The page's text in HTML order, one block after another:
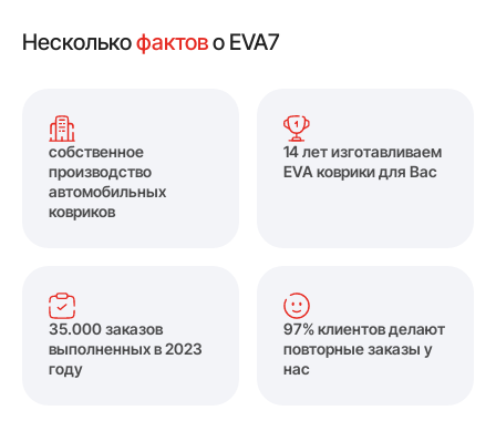
Несколькофактово EVA7
собственное
производство
автомобильных
ковриков
14 лет изготавливаем
EVA коврики для Вас
35.000 заказов
выполненных в 2023
году
97% клиентов делают
повторные заказы у
нас